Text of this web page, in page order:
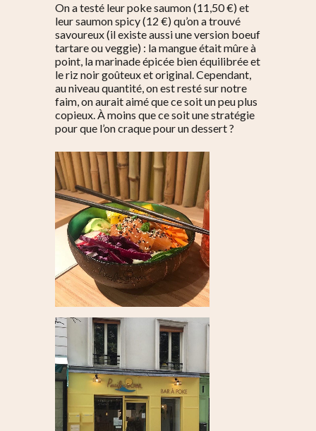
On a testé leur poke saumon (11,50 €) et
leur saumon spicy (12 €) qu’on a trouvé
savoureux (il existe aussi une version boeuf
tartare ou veggie) : la mangue était mûre à
point, la marinade épicée bien équilibrée et
le riz noir goûteux et original. Cependant,
au niveau quantité, on est resté sur notre
faim, on aurait aimé que ce soit un peu plus
copieux. À moins que ce soit une stratégie
pour que l’on craque pour un dessert ?